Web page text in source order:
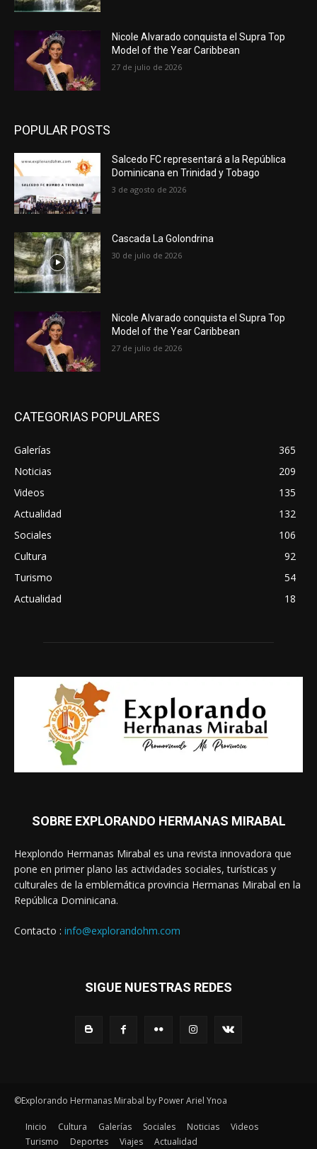
Nicole Alvarado conquista el Supra Top
Model of the Year Caribbean
27 de julio de 2026
POPULAR POSTS
Salcedo FC representará a la República
Dominicana en Trinidad y Tobago
3 de agosto de 2026
Cascada La Golondrina
30 de julio de 2026
Nicole Alvarado conquista el Supra Top
Model of the Year Caribbean
27 de julio de 2026
CATEGORIAS POPULARES
Galerías
365
Noticias
209
Videos
135
Actualidad
132
Sociales
106
Cultura
92
Turismo
54
Actualidad
18
SOBRE EXPLORANDO HERMANAS MIRABAL
Hexplondo Hermanas Mirabal es una revista innovadora que
pone en primer plano las actividades sociales, turísticas y
culturales de la emblemática provincia Hermanas Mirabal en la
República Dominicana.
Contacto : info@explorandohm.com
SIGUE NUESTRAS REDES
©Explorando Hermanas Mirabal by Power Ariel Ynoa
Inicio Cultura Galerías Sociales Noticias
Videos
Turismo
Deportes Viajes Actualidad